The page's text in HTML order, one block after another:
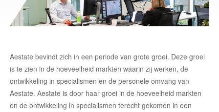
Aestate bevindt zich in een periode van grote groei. Deze groei
is te zien in de hoeveelheid markten waarin zij werken, de
ontwikkeling in specialismen en de personele omvang van
Aestate. Aestate is door haar groei in de hoeveelheid markten
en de ontwikkeling in specialismen terecht gekomen in een